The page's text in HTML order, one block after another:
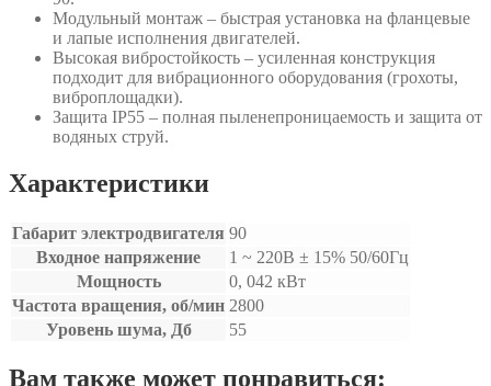
Модульный монтаж – быстрая установка на фланцевые
и лапые исполнения двигателей.
Высокая вибростойкость – усиленная конструкция
подходит для вибрационного оборудования (грохоты,
виброплощадки).
Защита IP55 – полная пыленепроницаемость и защита от
водяных струй.
Характеристики
Габарит электродвигателя 90
Входное напряжение
1 ~ 220B ± 15% 50/60Гц
Мощность
0, 042 кВт
Частота вращения, об/мин 2800
Уровень шума, Дб
55
Вам также может понравиться: